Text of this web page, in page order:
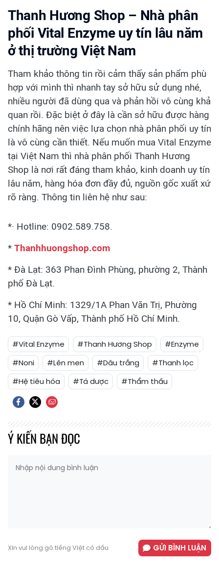
Thanh Hương Shop – Nhà phân
phối Vital Enzyme uy tín lâu năm
ở thị trường Việt Nam
Tham khảo thông tin rồi cảm thấy sản phẩm phù
hợp với mình thì nhanh tay sở hữu sử dụng nhé,
nhiều người đã dùng qua và phản hồi vô cùng khả
quan rồi. Đặc biệt ở đây là cần sở hữu được hàng
chính hãng nên việc lựa chọn nhà phân phối uy tín
là vô cùng cần thiết. Nếu muốn mua Vital Enzyme
tại Việt Nam thì nhà phân phối Thanh Hương
Shop là nơi rất đáng tham khảo, kinh doanh uy tín
lâu năm, hàng hóa đơn đầy đủ, nguồn gốc xuất xứ
rõ ràng. Thông tin liên hệ như sau:
*· Hotline: 0902.589.758.
* Thanhhuongshop.com
* Đà Lạt: 363 Phan Đình Phùng, phường 2, Thành
phố Đà Lạt.
* Hồ Chí Minh: 1329/1A Phan Văn Trị, Phường
10, Quận Gò Vấp, Thành phố Hồ Chí Minh.
#Vital Enzyme #Thanh Hương Shop
#Enzyme
#Noni
#Lên men #Dâu trắng
#Thanh lọc
#Hệ tiêu hóa
#Tá dược #Thẩm thấu
Ý KIẾN BẠN ĐỌC
Xin vui lòng gõ tiếng Việt có dấu GỬI BÌNH LUẬN